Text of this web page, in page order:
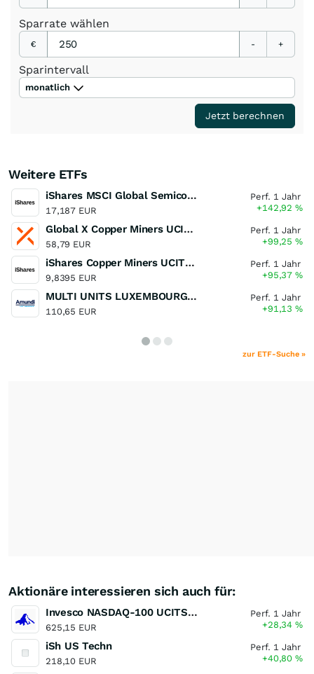
Sparrate wählen
€ - +
Sparintervall
monatlich
Jetzt berechnen
Weitere ETFs
iShares MSCI Global Semiconductors UCITS ETF USD (Acc)
17,187 EUR
Perf. 1 Jahr
+142,92%
Global X Copper Miners UCITS ETF USD Acc
58,79 EUR
Perf. 1 Jahr
+99,25%
iShares Copper Miners UCITS ETF
9,8395 EUR
Perf. 1 Jahr
+95,37%
MULTI UNITS LUXEMBOURG - Lyxor MSCI Semiconductors ESG Filtered
110,65 EUR
Perf. 1 Jahr
+91,13%
zur ETF-Suche »
Aktionäre interessieren sich auch für:
Invesco NASDAQ-100 UCITS ETF
625,15 EUR
Perf. 1 Jahr
+28,34%
iSh US Techn
218,10 EUR
Perf. 1 Jahr
+40,80%